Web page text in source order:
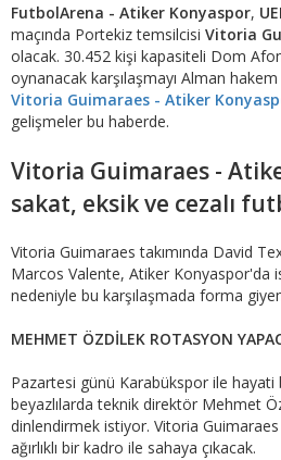
FutbolArena - Atiker Konyaspor,
maçında Portekiz temsilcisi Vitoria
olacak. 30.452 kişi kapasiteli Dom
oynanacak karşılaşmayı Alman
Vitoria Guimaraes - Atiker
gelişmeler bu haberde.
Vitoria Guimaraes -
sakat, eksik ve cezalı
Vitoria Guimaraes takımında David
Marcos Valente, Atiker Konyaspor'da
nedeniyle bu karşılaşmada forma
MEHMET ÖZDİLEK ROTASYON
Pazartesi günü Karabükspor ile hayati
beyazlılarda teknik direktör Mehmet
dinlendirmek istiyor. Vitoria
ağırlıklı bir kadro ile sahaya çıkacak.